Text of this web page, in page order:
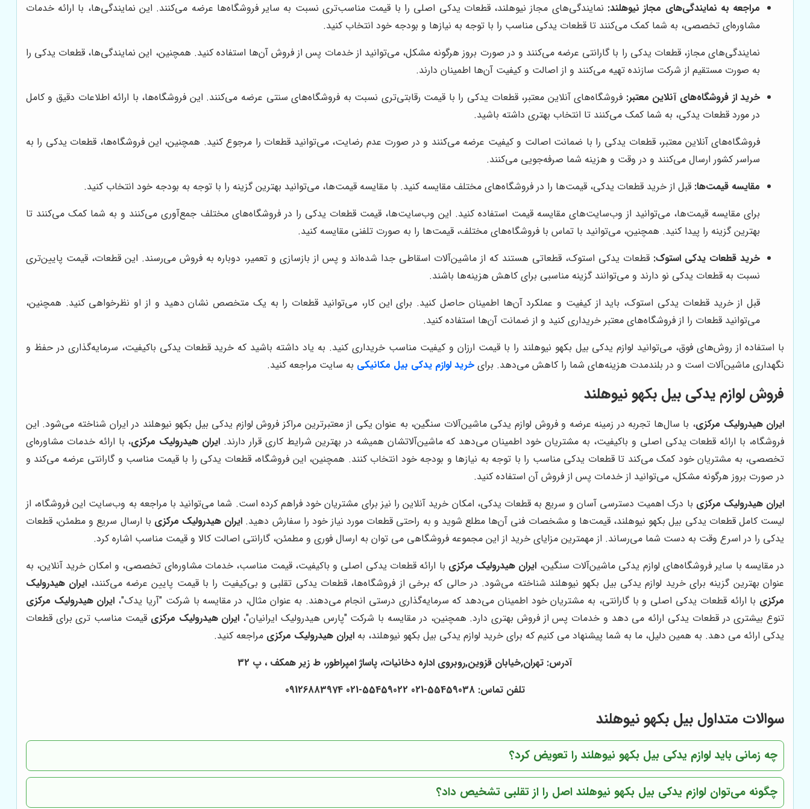
مراجعه به نمایندگی‌های مجاز نیوهلند: نمایندگی‌های مجاز نیوهلند، قطعات یدکی اصلی را با قیمت مناسب‌تری نسبت به سایر فروشگاه‌ها عرضه می‌کنند. این نمایندگی‌ها، با ارائه خدمات
مشاوره‌ای تخصصی، به شما کمک می‌کنند تا قطعات یدکی مناسب را با توجه به نیازها و بودجه خود انتخاب کنید.
نمایندگی‌های مجاز، قطعات یدکی را با گارانتی عرضه می‌کنند و در صورت بروز هرگونه مشکل، می‌توانید از خدمات پس از فروش آن‌ها استفاده کنید. همچنین، این نمایندگی‌ها، قطعات یدکی را
به صورت مستقیم از شرکت سازنده تهیه می‌کنند و از اصالت و کیفیت آن‌ها اطمینان دارند.
خرید از فروشگاه‌های آنلاین معتبر: فروشگاه‌های آنلاین معتبر، قطعات یدکی را با قیمت رقابتی‌تری نسبت به فروشگاه‌های سنتی عرضه می‌کنند. این فروشگاه‌ها، با ارائه اطلاعات دقیق و کامل
در مورد قطعات یدکی، به شما کمک می‌کنند تا انتخاب بهتری داشته باشید.
فروشگاه‌های آنلاین معتبر، قطعات یدکی را با ضمانت اصالت و کیفیت عرضه می‌کنند و در صورت عدم رضایت، می‌توانید قطعات را مرجوع کنید. همچنین، این فروشگاه‌ها، قطعات یدکی را به
سراسر کشور ارسال می‌کنند و در وقت و هزینه شما صرفه‌جویی می‌کنند.
مقایسه قیمت‌ها: قبل از خرید قطعات یدکی، قیمت‌ها را در فروشگاه‌های مختلف مقایسه کنید. با مقایسه قیمت‌ها، می‌توانید بهترین گزینه را با توجه به بودجه خود انتخاب کنید.
برای مقایسه قیمت‌ها، می‌توانید از وب‌سایت‌های مقایسه قیمت استفاده کنید. این وب‌سایت‌ها، قیمت قطعات یدکی را در فروشگاه‌های مختلف جمع‌آوری می‌کنند و به شما کمک می‌کنند تا
بهترین گزینه را پیدا کنید. همچنین، می‌توانید با تماس با فروشگاه‌های مختلف، قیمت‌ها را به صورت تلفنی مقایسه کنید.
خرید قطعات یدکی استوک: قطعات یدکی استوک، قطعاتی هستند که از ماشین‌آلات اسقاطی جدا شده‌اند و پس از بازسازی و تعمیر، دوباره به فروش می‌رسند. این قطعات، قیمت پایین‌تری
نسبت به قطعات یدکی نو دارند و می‌توانند گزینه مناسبی برای کاهش هزینه‌ها باشند.
قبل از خرید قطعات یدکی استوک، باید از کیفیت و عملکرد آن‌ها اطمینان حاصل کنید. برای این کار، می‌توانید قطعات را به یک متخصص نشان دهید و از او نظرخواهی کنید. همچنین،
می‌توانید قطعات را از فروشگاه‌های معتبر خریداری کنید و از ضمانت آن‌ها استفاده کنید.
با استفاده از روش‌های فوق، می‌توانید لوازم یدکی بیل بکهو نیوهلند را با قیمت ارزان و کیفیت مناسب خریداری کنید. به یاد داشته باشید که خرید قطعات یدکی باکیفیت، سرمایه‌گذاری در حفظ و
نگهداری ماشین‌آلات است و در بلندمدت هزینه‌های شما را کاهش می‌دهد. برای خرید لوازم یدکی بیل مکانیکی به سایت مراجعه کنید.
فروش لوازم یدکی بیل بکهو نیوهلند
ایران هیدرولیک مرکزی، با سال‌ها تجربه در زمینه عرضه و فروش لوازم یدکی ماشین‌آلات سنگین، به عنوان یکی از معتبرترین مراکز فروش لوازم یدکی بیل بکهو نیوهلند در ایران شناخته می‌شود. این
فروشگاه، با ارائه قطعات یدکی اصلی و باکیفیت، به مشتریان خود اطمینان می‌دهد که ماشین‌آلاتشان همیشه در بهترین شرایط کاری قرار دارند. ایران هیدرولیک مرکزی، با ارائه خدمات مشاوره‌ای
تخصصی، به مشتریان خود کمک می‌کند تا قطعات یدکی مناسب را با توجه به نیازها و بودجه خود انتخاب کنند. همچنین، این فروشگاه، قطعات یدکی را با قیمت مناسب و گارانتی عرضه می‌کند و
در صورت بروز هرگونه مشکل، می‌توانید از خدمات پس از فروش آن استفاده کنید.
ایران هیدرولیک مرکزی با درک اهمیت دسترسی آسان و سریع به قطعات یدکی، امکان خرید آنلاین را نیز برای مشتریان خود فراهم کرده است. شما می‌توانید با مراجعه به وب‌سایت این فروشگاه، از
لیست کامل قطعات یدکی بیل بکهو نیوهلند، قیمت‌ها و مشخصات فنی آن‌ها مطلع شوید و به راحتی قطعات مورد نیاز خود را سفارش دهید. ایران هیدرولیک مرکزی با ارسال سریع و مطمئن، قطعات
یدکی را در اسرع وقت به دست شما می‌رساند. از مهمترین مزایای خرید از این مجموعه فروشگاهی می توان به ارسال فوری و مطمئن، گارانتی اصالت کالا و قیمت مناسب اشاره کرد.
در مقایسه با سایر فروشگاه‌های لوازم یدکی ماشین‌آلات سنگین، ایران هیدرولیک مرکزی با ارائه قطعات یدکی اصلی و باکیفیت، قیمت مناسب، خدمات مشاوره‌ای تخصصی، و امکان خرید آنلاین، به
عنوان بهترین گزینه برای خرید لوازم یدکی بیل بکهو نیوهلند شناخته می‌شود. در حالی که برخی از فروشگاه‌ها، قطعات یدکی تقلبی و بی‌کیفیت را با قیمت پایین عرضه می‌کنند، ایران هیدرولیک
مرکزی با ارائه قطعات یدکی اصلی و با گارانتی، به مشتریان خود اطمینان می‌دهد که سرمایه‌گذاری درستی انجام می‌دهند. به عنوان مثال، در مقایسه با شرکت "آریا یدک"، ایران هیدرولیک مرکزی
تنوع بیشتری در قطعات یدکی ارائه می دهد و خدمات پس از فروش بهتری دارد. همچنین، در مقایسه با شرکت "پارس هیدرولیک ایرانیان"، ایران هیدرولیک مرکزی قیمت مناسب تری برای قطعات
یدکی ارائه می دهد. به همین دلیل، ما به شما پیشنهاد می کنیم که برای خرید لوازم یدکی بیل بکهو نیوهلند، به ایران هیدرولیک مرکزی مراجعه کنید.
آدرس: تهران,خیابان قزوین,روبروی اداره دخانیات، پاساژ امپراطور، ط زیر همکف ، پ 32
تلفن تماس: 55459038-021 55459022-021 09126883974
سوالات متداول بیل بکهو نیوهلند
چه زمانی باید لوازم یدکی بیل بکهو نیوهلند را تعویض کرد؟
چگونه می‌توان لوازم یدکی بیل بکهو نیوهلند اصل را از تقلبی تشخیص داد؟